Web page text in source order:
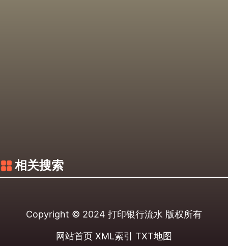
相关搜索
Copyright © 2024 打印银行流水 版权所有
网站首页 XML索引 TXT地图